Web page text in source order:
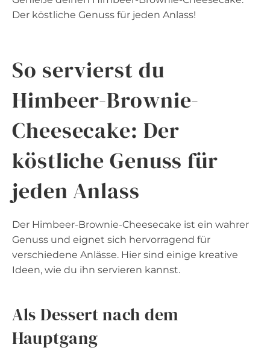
Der köstliche Genuss für jeden Anlass!
So servierst du
Himbeer-Brownie-
Cheesecake: Der
köstliche Genuss für
jeden Anlass
Der Himbeer-Brownie-Cheesecake ist ein wahrer
Genuss und eignet sich hervorragend für
verschiedene Anlässe. Hier sind einige kreative
Ideen, wie du ihn servieren kannst.
Als Dessert nach dem
Hauptgang